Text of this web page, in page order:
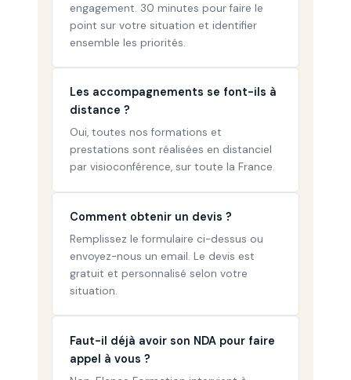
engagement. 30 minutes pour faire le
point sur votre situation et identifier
ensemble les priorités.
Les accompagnements se font-ils à
distance ?
Oui, toutes nos formations et
prestations sont réalisées en distanciel
par visioconférence, sur toute la France.
Comment obtenir un devis ?
Remplissez le formulaire ci-dessus ou
envoyez-nous un email. Le devis est
gratuit et personnalisé selon votre
situation.
Faut-il déjà avoir son NDA pour faire
appel à vous ?